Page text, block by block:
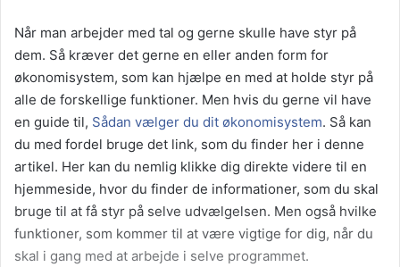
Når man arbejder med tal og gerne skulle have styr på
dem. Så kræver det gerne en eller anden form for
økonomisystem, som kan hjælpe en med at holde styr på
alle de forskellige funktioner. Men hvis du gerne vil have
en guide til, Sådan vælger du dit økonomisystem. Så kan
du med fordel bruge det link, som du finder her i denne
artikel. Her kan du nemlig klikke dig direkte videre til en
hjemmeside, hvor du finder de informationer, som du skal
bruge til at få styr på selve udvælgelsen. Men også hvilke
funktioner, som kommer til at være vigtige for dig, når du
skal i gang med at arbejde i selve programmet.